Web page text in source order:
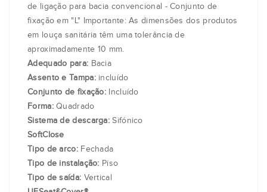
de ligação para bacia convencional - Conjunto de
fixação em "L" Importante: As dimensões dos produtos
em louça sanitária têm uma tolerância de
aproximadamente 10 mm.
Adequado para: Bacia
Assento e Tampa: incluído
Conjunto de fixação: Incluído
Forma:Quadrado
Sistema de descarga:Sifónico
SoftClose
Tipo de arco: Fechada
Tipo de instalação: Piso
Tipo de saída: Vertical